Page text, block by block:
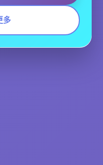
多